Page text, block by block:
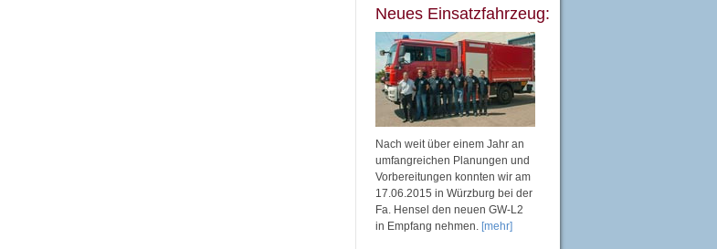
Neues Einsatzfahrzeug:
Nach weit über einem Jahr an
umfangreichen Planungen und
Vorbereitungen konnten wir am
17.06.2015 in Würzburg bei der
Fa. Hensel den neuen GW-L2
in Empfang nehmen. [mehr]